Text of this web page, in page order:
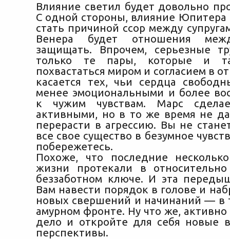
Влияние светил будет довольно
С одной стороны, влияние Юпитера
стать причиной ссор между
Венера будет отношения
защищать. Впрочем, серьезные
только те пары, которые и
похвастаться миром и согласием в
касается тех, чьи сердца
менее эмоциональными и более
к чужим чувствам. Марс
активными, но в то же время не
перерасти в агрессию. Вы не
все свое существо в безумное
побережетесь.
Похоже, что последние
жизни протекали в
беззаботном ключе. И эта
Вам навести порядок в голове и
новых свершений и начинаний — в
амурном фронте. Ну что же,
дело и откройте для себя новые
перспективы.